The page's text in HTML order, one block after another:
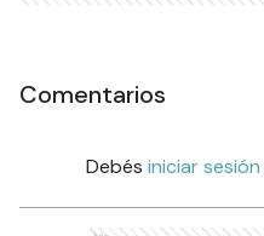
Comentarios
Debés iniciar sesión